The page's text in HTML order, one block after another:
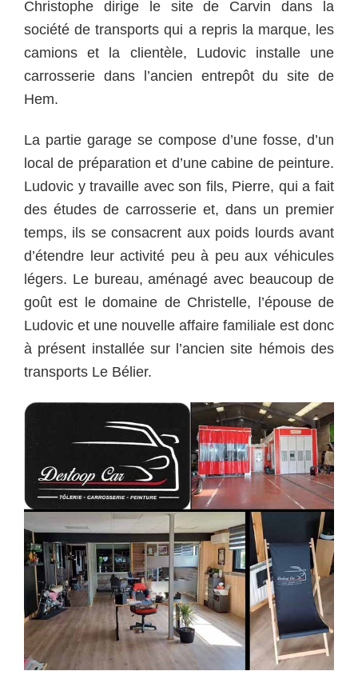
Christophe dirige le site de Carvin dans la
société de transports qui a repris la marque, les
camions et la clientèle, Ludovic installe une
carrosserie dans l’ancien entrepôt du site de
Hem.
La partie garage se compose d’une fosse, d’un
local de préparation et d’une cabine de peinture.
Ludovic y travaille avec son fils, Pierre, qui a fait
des études de carrosserie et, dans un premier
temps, ils se consacrent aux poids lourds avant
d’étendre leur activité peu à peu aux véhicules
légers. Le bureau, aménagé avec beaucoup de
goût est le domaine de Christelle, l’épouse de
Ludovic et une nouvelle affaire familiale est donc
à présent installée sur l’ancien site hémois des
transports Le Bélier.